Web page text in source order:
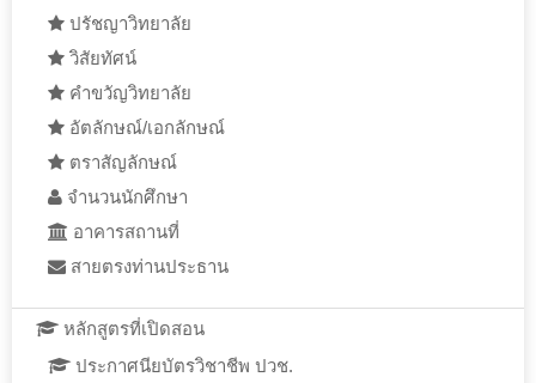
ปรัชญาวิทยาลัย
วิสัยทัศน์
คำขวัญวิทยาลัย
อัตลักษณ์/เอกลักษณ์
ตราสัญลักษณ์
จำนวนนักศึกษา
อาคารสถานที่
สายตรงท่านประธาน
หลักสูตรที่เปิดสอน
ประกาศนียบัตรวิชาชีพ ปวช.